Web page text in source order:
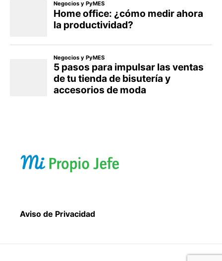
Aviso de Privacidad